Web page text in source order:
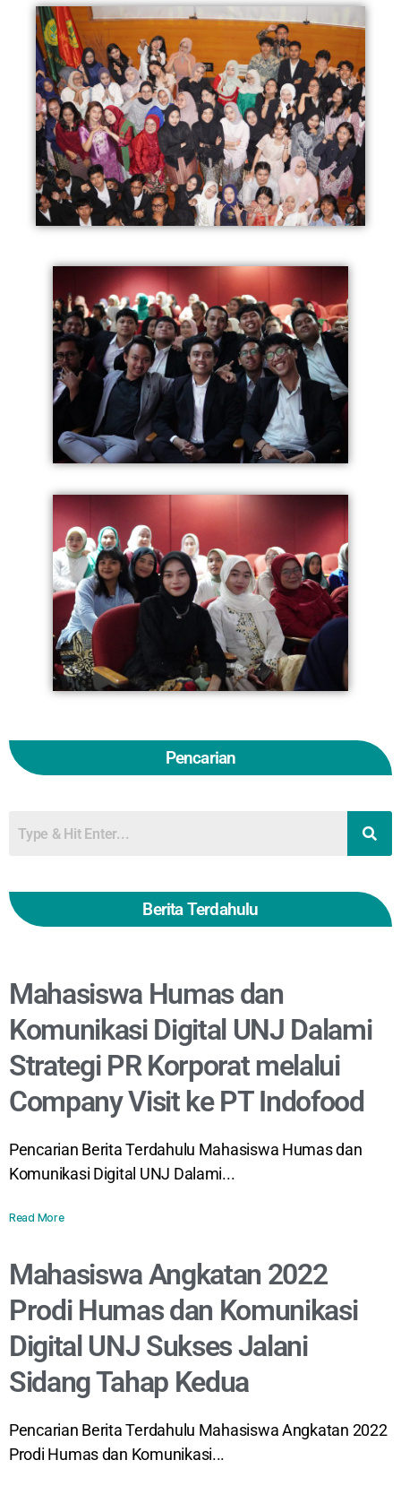
Pencarian
Berita Terdahulu
Mahasiswa Humas dan
Komunikasi Digital UNJ Dalami
Strategi PR Korporat melalui
Company Visit ke PT Indofood
Pencarian Berita Terdahulu Mahasiswa Humas dan
Komunikasi Digital UNJ Dalami...
Read More
Mahasiswa Angkatan 2022
Prodi Humas dan Komunikasi
Digital UNJ Sukses Jalani
Sidang Tahap Kedua
Pencarian Berita Terdahulu Mahasiswa Angkatan 2022
Prodi Humas dan Komunikasi...